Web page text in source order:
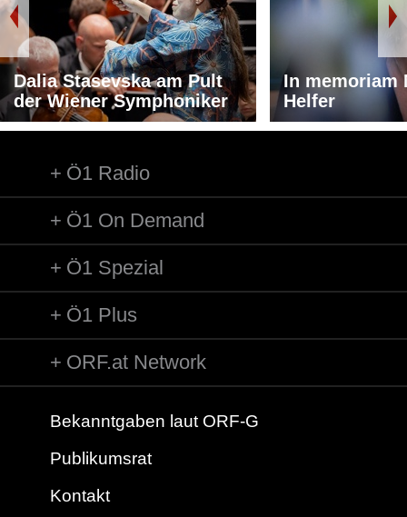
Dalia Stasevska am Pult
der Wiener Symphoniker
In memoriam
Helfer
Ö1 Radio
Ö1 On Demand
Ö1 Spezial
Ö1 Plus
ORF.at Network
Bekanntgaben laut ORF-G
Publikumsrat
Kontakt